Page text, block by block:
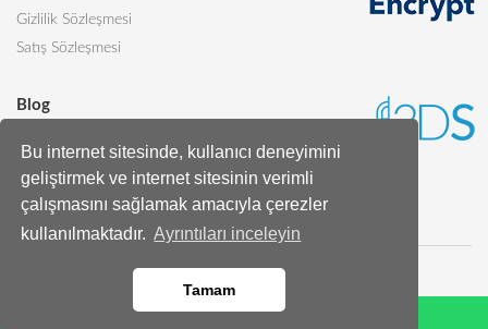
Bu internet sitesinde, kullanıcı deneyimini
geliştirmek ve internet sitesinin verimli
çalışmasını sağlamak amacıyla çerezler
kullanılmaktadır. Ayrıntıları inceleyin
Tamam
Gizlilik Sözleşmesi
Satış Sözleşmesi
Blog
Butik Pasta Nedir?
Tüm Blog Yazıları